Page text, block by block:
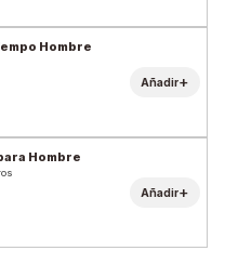
Hombre
Añadir+
Hombre
Añadir+